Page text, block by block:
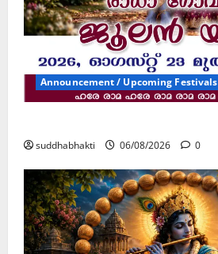
Announcement / Upcoming Festivals
suddhabhakti 06/08/2026 0